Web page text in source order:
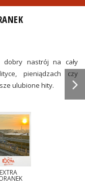
dobry nastrój na cały
pieniądzach czy
ulubione hity.
EXTRA